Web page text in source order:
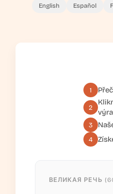
English Español
1
2
3
4
ВЕЛИКАЯ РЕЧЬ (60